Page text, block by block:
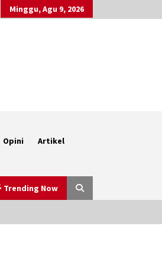
Minggu, Agu 9, 2026
Opini Artikel
Trending Now